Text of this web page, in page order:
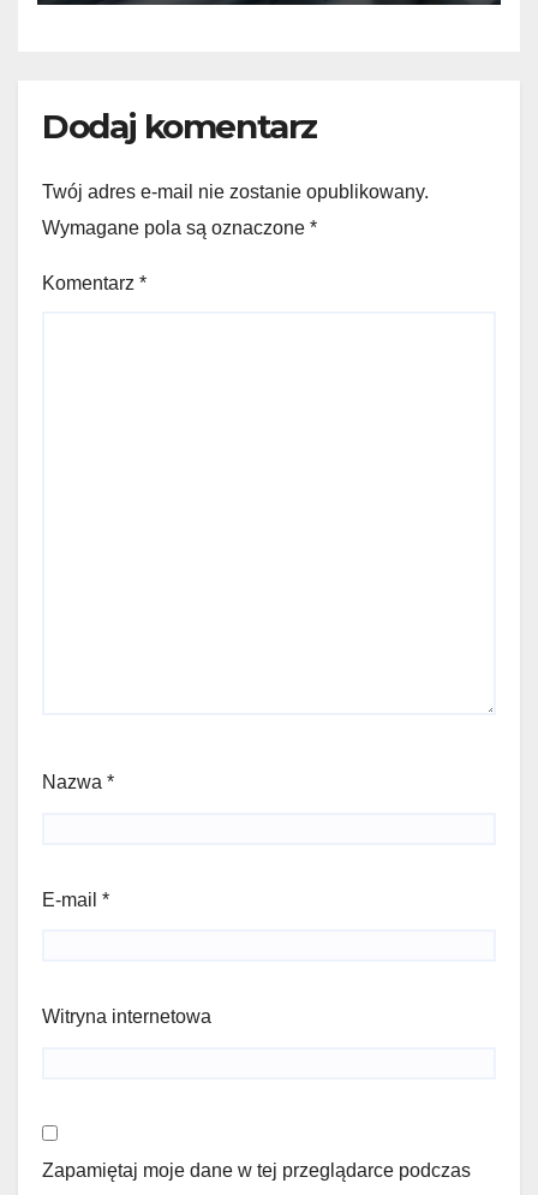
Dodaj komentarz
Twój adres e-mail nie zostanie opublikowany.
Wymagane pola są oznaczone *
Komentarz *
Nazwa *
E-mail *
Witryna internetowa
Zapamiętaj moje dane w tej przeglądarce podczas